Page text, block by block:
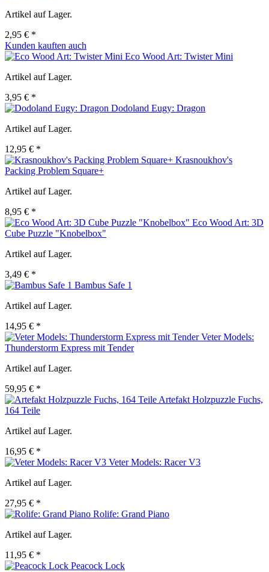
Artikel auf Lager.
2,95 € *
Kunden kauften auch
Eco Wood Art: Twister Mini
Artikel auf Lager.
3,95 € *
Dodoland Eugy: Dragon
Artikel auf Lager.
12,95 € *
Krasnoukhov's
Packing Problem Square+
Artikel auf Lager.
8,95 € *
Eco Wood Art: 3D
Cube Puzzle "Knobelbox"
Artikel auf Lager.
3,49 € *
Bambus Safe 1
Artikel auf Lager.
14,95 € *
Veter Models:
Thunderstorm Express mit Tender
Artikel auf Lager.
59,95 € *
Artefakt Holzpuzzle Fuchs,
164 Teile
Artikel auf Lager.
16,95 € *
Veter Models: Racer V3
Artikel auf Lager.
27,95 € *
Rolife: Grand Piano
Artikel auf Lager.
11,95 € *
Peacock Lock